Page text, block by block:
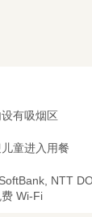
有吸烟区
童进入用餐
NTT
Wi-Fi